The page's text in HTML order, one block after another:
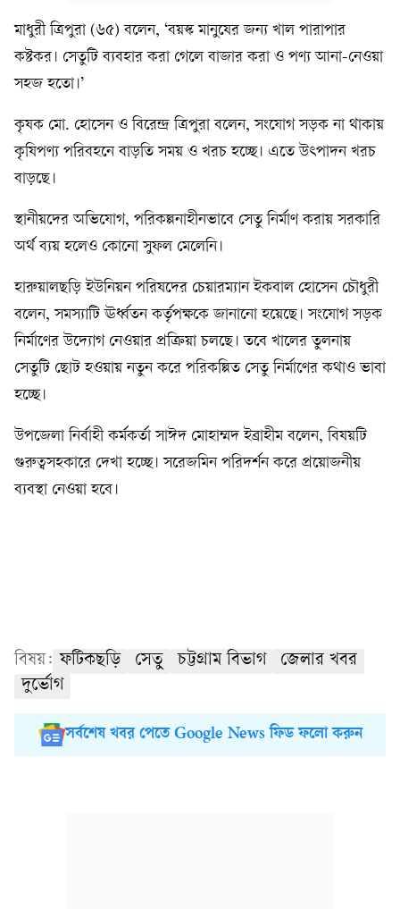
মাধুরী ত্রিপুরা (৬৫) বলেন, ‘বয়স্ক মানুষের জন্য খাল পারাপার
কষ্টকর। সেতুটি ব্যবহার করা গেলে বাজার করা ও পণ্য আনা-নেওয়া
সহজ হতো।’
কৃষক মো. হোসেন ও বিরেন্দ্র ত্রিপুরা বলেন, সংযোগ সড়ক না থাকায়
কৃষিপণ্য পরিবহনে বাড়তি সময় ও খরচ হচ্ছে। এতে উৎপাদন খরচ
বাড়ছে।
স্থানীয়দের অভিযোগ, পরিকল্পনাহীনভাবে সেতু নির্মাণ করায় সরকারি
অর্থ ব্যয় হলেও কোনো সুফল মেলেনি।
হারুয়ালছড়ি ইউনিয়ন পরিষদের চেয়ারম্যান ইকবাল হোসেন চৌধুরী
বলেন, সমস্যাটি ঊর্ধ্বতন কর্তৃপক্ষকে জানানো হয়েছে। সংযোগ সড়ক
নির্মাণের উদ্যোগ নেওয়ার প্রক্রিয়া চলছে। তবে খালের তুলনায়
সেতুটি ছোট হওয়ায় নতুন করে পরিকল্পিত সেতু নির্মাণের কথাও ভাবা
হচ্ছে।
উপজেলা নির্বাহী কর্মকর্তা সাঈদ মোহাম্মদ ইব্রাহীম বলেন, বিষয়টি
গুরুত্বসহকারে দেখা হচ্ছে। সরেজমিন পরিদর্শন করে প্রয়োজনীয়
ব্যবস্থা নেওয়া হবে।
বিষয়: ফটিকছড়ি সেতু চট্টগ্রাম বিভাগ
জেলার খবর
দুর্ভোগ
সর্বশেষ খবর পেতে Google News ফিড ফলো করুন